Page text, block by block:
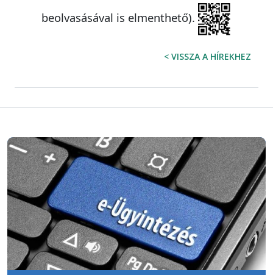
beolvasásával is elmenthető).
< VISSZA A HÍREKHEZ